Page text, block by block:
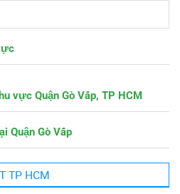
vực Quận Gò Vấp, TP HCM
Quận Gò Vấp
TP HCM